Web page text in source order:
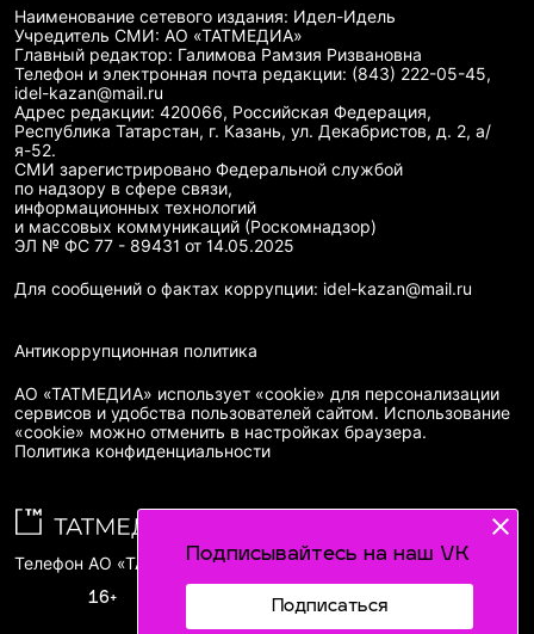
Подписывайтесь на наш VK
Подписаться
Наименование сетевого издания: Идел-Идель
Учредитель СМИ: АО «ТАТМЕДИА»
Главный редактор: Галимова Рамзия Ризвановна
Телефон и электронная почта редакции: (843) 222-05-45,
idel-kazan@mail.ru
Адрес редакции: 420066, Российская Федерация,
Республика Татарстан, г. Казань, ул. Декабристов, д. 2, а/
я-52.
СМИ зарегистрировано Федеральной службой
по надзору в сфере связи,
информационных технологий
и массовых коммуникаций (Роскомнадзор)
ЭЛ № ФС 77 - 89431 от 14.05.2025
Для сообщений о фактах коррупции: idel-kazan@mail.ru
Антикоррупционная политика
АО «ТАТМЕДИА» использует «cookie» для персонализации
сервисов и удобства пользователей сайтом. Использование
«cookie» можно отменить в настройках браузера.
Политика конфиденциальности
Телефон АО «ТАТМЕДИА»:(843) 222 09 84
16+